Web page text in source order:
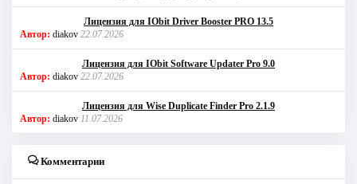
Лицензия для IObit Driver Booster PRO 13.5
Автор: diakov 22.07.2026
Лицензия для IObit Software Updater Pro 9.0
Автор: diakov 22.07.2026
Лицензия для Wise Duplicate Finder Pro 2.1.9
Автор: diakov 11.07.2026
Комментарии